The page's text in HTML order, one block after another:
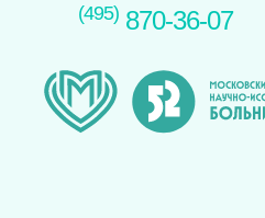
(495)870-36-07